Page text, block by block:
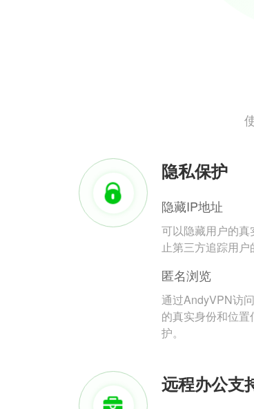
隐私保护
隐藏IP地址
可以隐藏用户的真
止第三方追踪用户
匿名浏览
通过AndyVPN访
的真实身份和位置
护。
远程办公支